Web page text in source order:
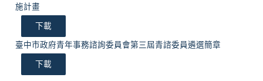
施計畫
下載
臺中市政府青年事務諮詢委員會第三屆青諮委員遴選簡章
下載